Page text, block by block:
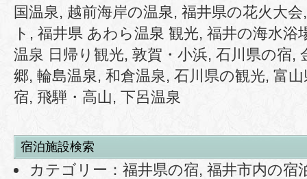
国温泉, 越前海岸の温泉, 福井県の花火大会
ト , 福井県 あわら温泉 観光, 福井の海水浴
温泉 日帰り観光, 敦賀・小浜, 石川県の宿,
郷, 輪島温泉, 和倉温泉, 石川県の観光, 富
宿, 飛騨・高山, 下呂温泉
宿泊施設検索
カテゴリー： 福井県の宿, 福井市内の宿